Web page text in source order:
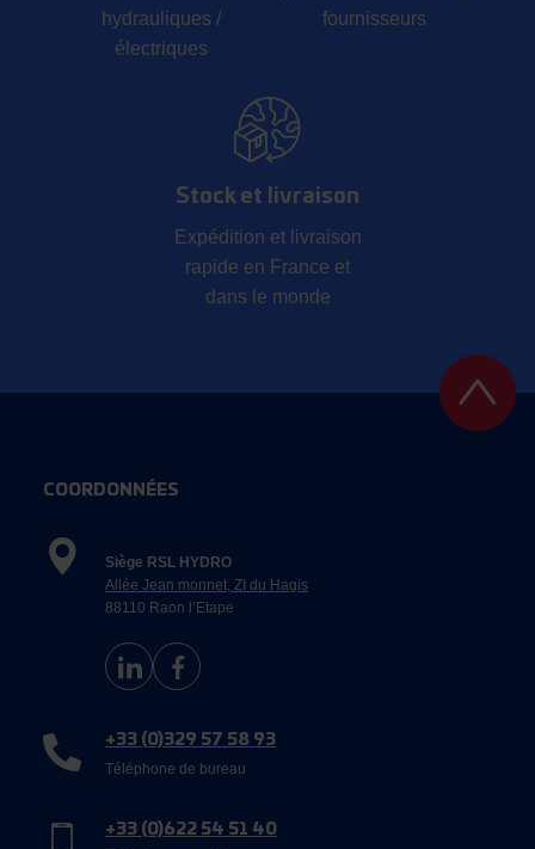
hydrauliques /
électriques
fournisseurs
Stock et livraison
Expédition et livraison
rapide en France et
dans le monde
COORDONNÉES
Siège RSL HYDRO
Allée Jean monnet, ZI du Hagis
88110 Raon l’Etape
+33 (0)329 57 58 93
Téléphone de bureau
+33 (0)622 54 51 40